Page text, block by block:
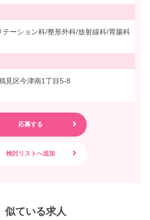
テーション科/整形外科/放射線科/胃腸科
見区今津南1丁目5-8
似ている求人